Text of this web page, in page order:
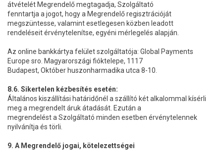
átvételét Megrendelő megtagadja, Szolgáltató
fenntartja a jogot, hogy a Megrendelő regisztrációját
megszüntesse, valamint esetlegesen közben leadott
rendeléseit érvénytelenítse, egyéni mérlegelés alapján.
Az online bankkártya felület szolgáltatója: Global Payments
Europe sro. Magyarországi fióktelepe, 1117
Budapest, Október huszonharmadika utca 8-10.
8.6. Sikertelen kézbesítés esetén:
Általános kiszállítási határidőnél a szállító két alkalommal kísérli
meg a megrendelt áruk átadását. Ezután a
megrendelést a Szolgáltató minden esetben érvénytelennek
nyilvánítja és törli.
9. A Megrendelő jogai, kötelezettségei